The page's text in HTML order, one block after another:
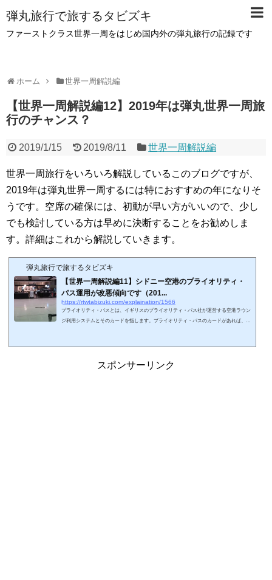
弾丸旅行で旅するタビズキ
ファーストクラス世界一周をはじめ国内外の弾丸旅行の記録です
ホーム 世界一周解説編
【世界一周解説編12】2019年は弾丸世界一周旅
行のチャンス？
2019/1/15 2019/8/11 世界一周解説編
世界一周旅行をいろいろ解説しているこのブログですが、
2019年は弾丸世界一周するには特におすすめの年になりそ
うです。空席の確保には、初動が早い方がいいので、少し
でも検討している方は早めに決断することをお勧めしま
す。詳細はこれから解説していきます。
弾丸旅行で旅するタビズキ
【世界一周解説編11】シドニー空港のプライオリティ・
パス運用が改悪傾向です（201...
https://rtwtabizuki.com/explaination/1566
プライオリティ・パスとは、イギリスのプライオリティ・パス社が運営する空港ラウン
ジ利用システムとそのカードを指します。プライオリティ・パスのカードがあれば、世
プライオリティ・パスのシステムのをおさらいプライオリティ・パスを持っていると、
スポンサーリンク